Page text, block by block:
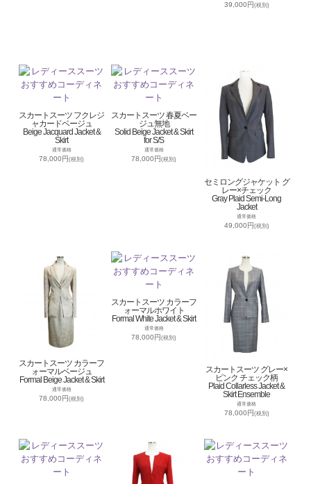
39,000円 (税別)
スカートスーツ フクレジ
ャカードベージュ
Beige Jacquard Jacket &
Skirt
通常価格
78,000円(税別)
スカートスーツ 春夏ベー
ジュ無地
Solid Beige Jacket & Skirt
for S/S
通常価格
78,000円(税別)
セミロングジャケット グ
レー×チェック
Gray Plaid Semi-Long
Jacket
通常価格
49,000円 (税別)
スカートスーツ カラーフ
ォーマルベージュ
Formal Beige Jacket & Skirt
通常価格
78,000円(税別)
スカートスーツ カラーフ
ォーマルホワイト
Formal White Jacket & Skirt
通常価格
78,000円(税別)
スカートスーツ グレー×
ピンク チェック柄
Plaid Collarless Jacket &
Skirt Ensemble
通常価格
78,000円(税別)